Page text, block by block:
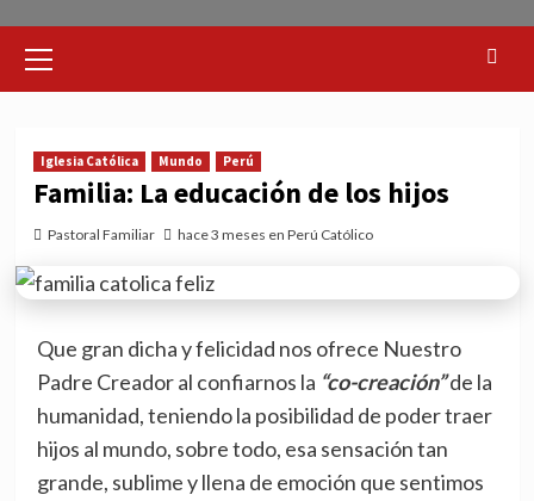
Menu
Iglesia Católica Mundo Perú
Familia: La educación de los hijos
Pastoral Familiar hace 3 meses en Perú Católico
Que gran dicha y felicidad nos ofrece Nuestro
Padre Creador al confiarnos la “co-creación”de la
humanidad, teniendo la posibilidad de poder traer
hijos al mundo, sobre todo, esa sensación tan
grande, sublime y llena de emoción que sentimos